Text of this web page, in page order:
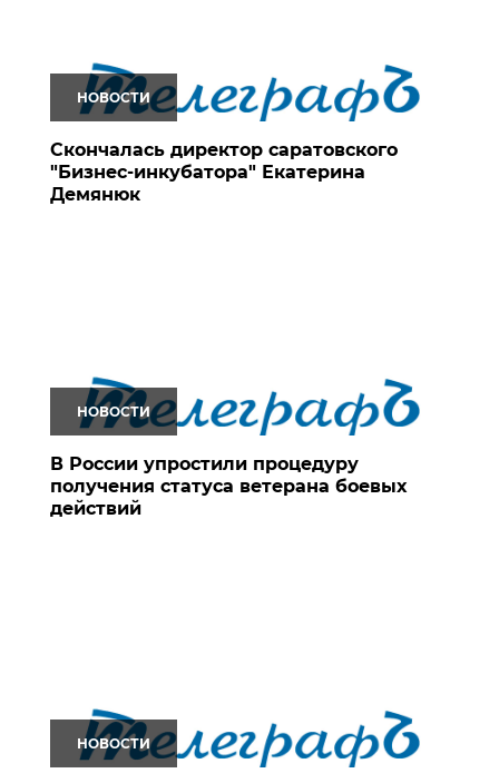
НОВОСТИ
Скончалась директор саратовского
"Бизнес-инкубатора" Екатерина
Демянюк
НОВОСТИ
В России упростили процедуру
получения статуса ветерана боевых
действий
НОВОСТИ